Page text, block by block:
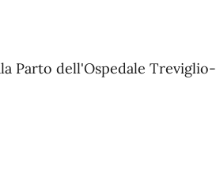
Parto dell'Ospedale Treviglio-